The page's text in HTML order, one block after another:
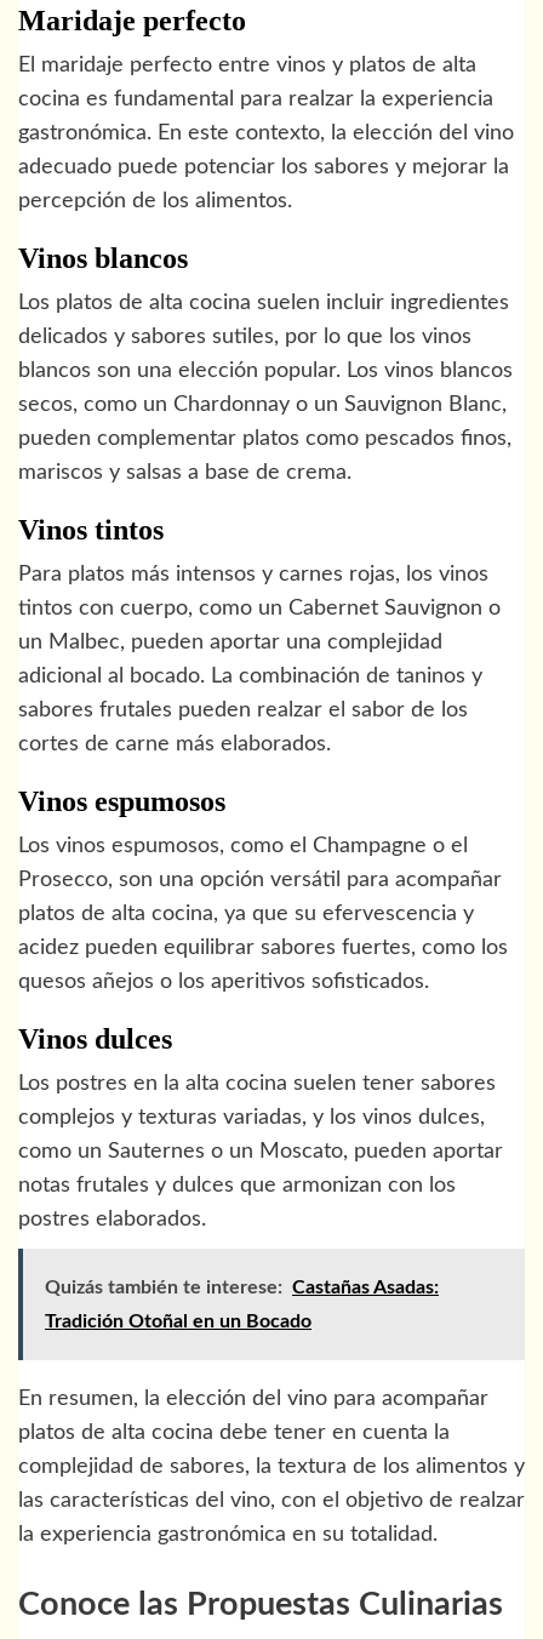
Maridaje perfecto
El maridaje perfecto entre vinos y platos de alta
cocina es fundamental para realzar la experiencia
gastronómica. En este contexto, la elección del vino
adecuado puede potenciar los sabores y mejorar la
percepción de los alimentos.
Vinos blancos
Los platos de alta cocina suelen incluir ingredientes
delicados y sabores sutiles, por lo que los vinos
blancos son una elección popular. Los vinos blancos
secos, como un Chardonnay o un Sauvignon Blanc,
pueden complementar platos como pescados finos,
mariscos y salsas a base de crema.
Vinos tintos
Para platos más intensos y carnes rojas, los vinos
tintos con cuerpo, como un Cabernet Sauvignon o
un Malbec, pueden aportar una complejidad
adicional al bocado. La combinación de taninos y
sabores frutales pueden realzar el sabor de los
cortes de carne más elaborados.
Vinos espumosos
Los vinos espumosos, como el Champagne o el
Prosecco, son una opción versátil para acompañar
platos de alta cocina, ya que su efervescencia y
acidez pueden equilibrar sabores fuertes, como los
quesos añejos o los aperitivos sofisticados.
Vinos dulces
Los postres en la alta cocina suelen tener sabores
complejos y texturas variadas, y los vinos dulces,
como un Sauternes o un Moscato, pueden aportar
notas frutales y dulces que armonizan con los
postres elaborados.
Quizás también te interese: Castañas Asadas:
Tradición Otoñal en un Bocado
En resumen, la elección del vino para acompañar
platos de alta cocina debe tener en cuenta la
complejidad de sabores, la textura de los alimentos y
las características del vino, con el objetivo de realzar
la experiencia gastronómica en su totalidad.
Conoce las Propuestas Culinarias